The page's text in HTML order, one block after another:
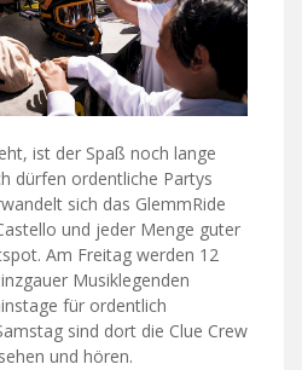
ist der Spaß noch lange
dürfen ordentliche Partys
sich das GlemmRide
und jeder Menge guter
Am Freitag werden 12
Musiklegenden
für ordentlich
sind dort die Clue Crew
und hören.